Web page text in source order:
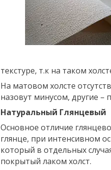
текстуре, т.к на таком
На матовом холсте
назовут минусом, другие
Натуральный Глянцевый
Основное отличие
глянце, при интенсивном
который в отдельных
покрытый лаком холст.